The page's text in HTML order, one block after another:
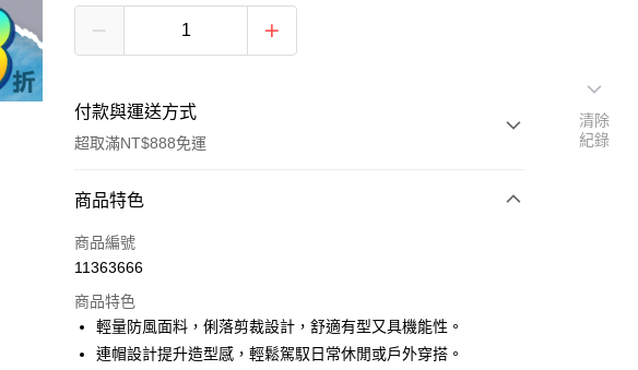
付款與運送方式
超取滿NT$888免運
付款方式
信用卡一次付款
LINE Pay
Apple Pay
商品特色
商品編號
11363666
商品特色
輕量防風面料，俐落剪裁設計，舒適有型又具機能性。
連帽設計提升造型感，輕鬆駕馭日常休閒或戶外穿搭。
清除
紀錄